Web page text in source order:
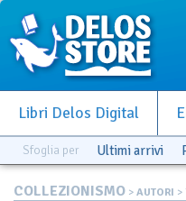
Libri Delos Digital
Sfoglia per Ultimi arrivi
COLLEZIONISMO > AUTORI >